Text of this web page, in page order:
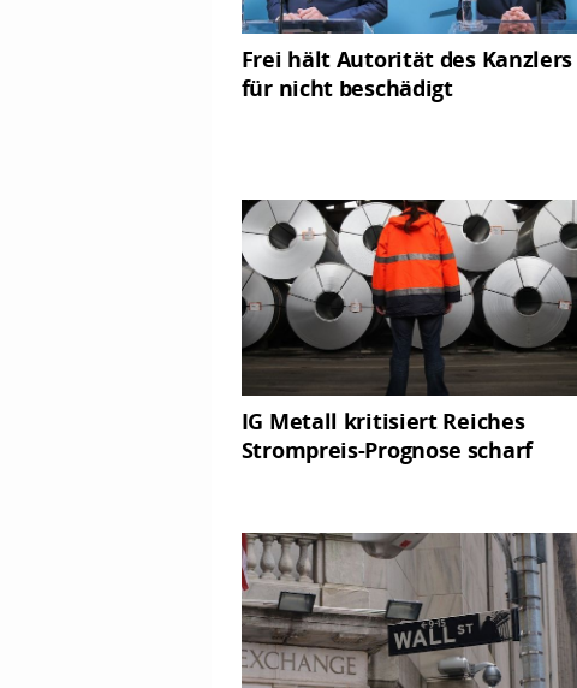
Frei hält Autorität des Kanzlers
für nicht beschädigt
IG Metall kritisiert Reiches
Strompreis-Prognose scharf